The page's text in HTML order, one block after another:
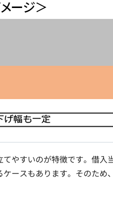
やすいのが特徴です。借入
ースもあります。そのため